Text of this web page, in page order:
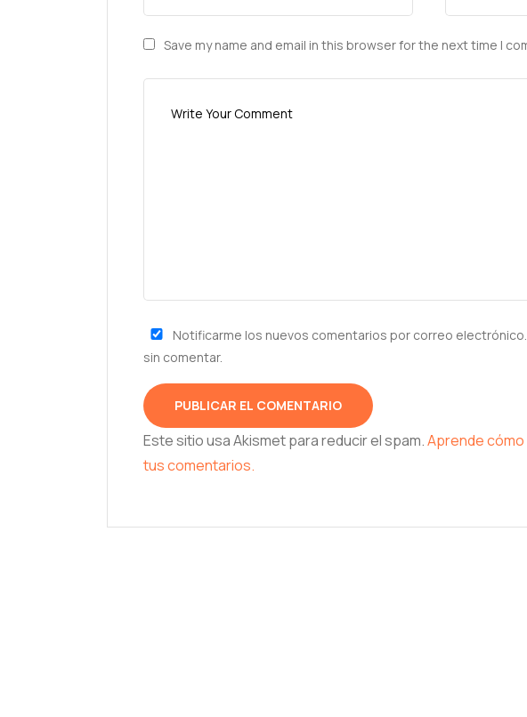
Save my name and email in this browser for the next time I
Notificarme los nuevos comentarios por correo
sin comentar.
Este sitio usa Akismet para reducir el spam.Aprende
tus comentarios.